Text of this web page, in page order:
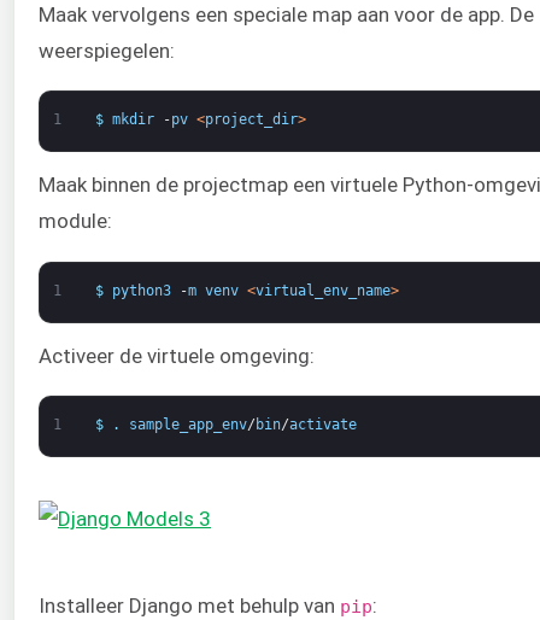
Maak vervolgens een speciale map aan voor de app.
weerspiegelen:
1 $ mkdir -pv <project_dir>
Maak binnen de projectmap een virtuele Python-
module:
1 $ python3 -m venv <virtual_env_name>
Activeer de virtuele omgeving:
1 $ . sample_app_env/ bin/activate
Installeer Django met behulp van pip: